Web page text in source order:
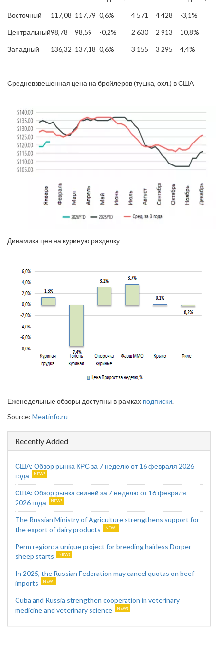
Восточный 117,08 117,79 0,6% 4 571 4 428 -3,1%
Центральный98,78 98,59 -0,2% 2 630 2 913 10,8%
Западный 136,32 137,18 0,6% 3 155 3 295 4,4%
Средневзвешенная цена на бройлеров (тушка, охл.) в США
Динамика цен на куриную разделку
Еженедельные обзоры доступны в рамках подписки.
Source: Meatinfo.ru
Recently Added
США: Обзор рынка КРС за 7 неделю от 16 февраля 2026
года
США: Обзор рынка свиней за 7 неделю от 16 февраля
2026 года
The Russian Ministry of Agriculture strengthens support for
the export of dairy products
Perm region: a unique project for breeding hairless Dorper
sheep starts
In 2025, the Russian Federation may cancel quotas on beef
imports
Cuba and Russia strengthen cooperation in veterinary
medicine and veterinary science